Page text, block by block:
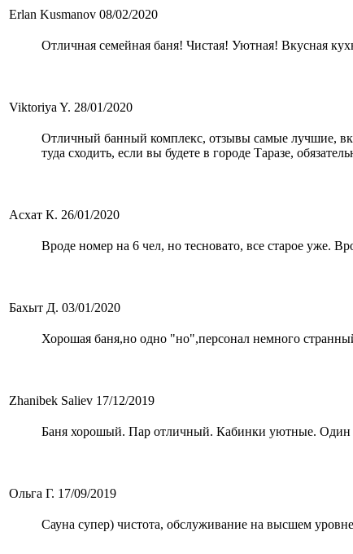
Erlan Kusmanov 08/02/2020
Отличная семейная баня! Чистая! Уютная! Вкусная
Viktoriya Y. 28/01/2020
Отличный банный комплекс, отзывы самые лучшие,
туда сходить, если вы будете в городе Таразе,
Асхат К. 26/01/2020
Вроде номер на 6 чел, но тесновато, все старое уже.
Бахыт Д. 03/01/2020
Хорошая баня,но одно "но",персонал немного
Zhanibek Saliev 17/12/2019
Баня хорошый. Пар отличный. Кабинки уютные. Один
Ольга Г. 17/09/2019
Сауна супер) чистота, обслуживание на высшем